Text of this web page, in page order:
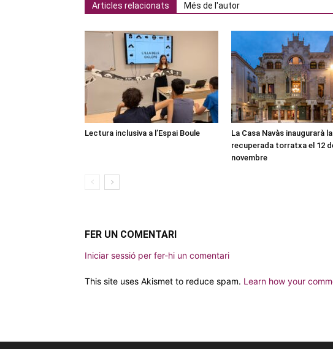
Articles relacionats Més de l'autor
Lectura inclusiva a l’Espai Boule
La Casa Navàs inaugurarà la
recuperada torratxa el 12
novembre
FER UN COMENTARI
Iniciar sessió per fer-hi un comentari
This site uses Akismet to reduce spam. Learn how your